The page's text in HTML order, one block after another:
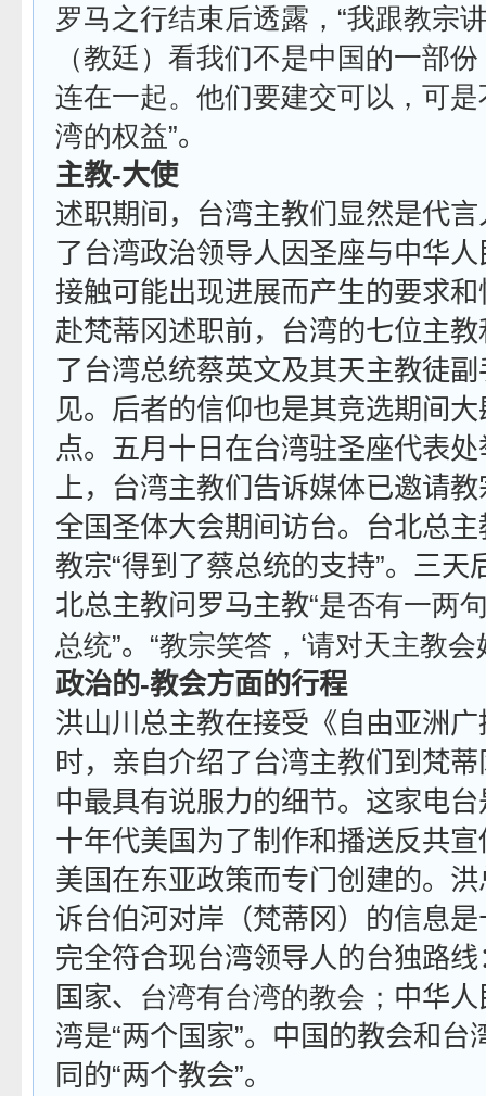
罗马之行结束后透露， “我跟教宗
（教廷）看我们不是中国的一部
连在一起。他们要建交可以，可
湾的权益”。
主教-大使
述职期间，台湾主教们显然是代
了台湾政治领导人因圣座与中华
接触可能出现进展而产生的要求
赴梵蒂冈述职前，台湾的七位主
了台湾总统蔡英文及其天主教徒
见。后者的信仰也是其竞选期间
点。五月十日在台湾驻圣座代表
上，台湾主教们告诉媒体已邀请
全国圣体大会期间访台。台北总
教宗“得到了蔡总统的支持”。三天
北总主教问罗马主教“是否有一两
总统”。“教宗笑答， ‘请对天主教会
政治的-教会方面的行程
洪山川总主教在接受《自由亚洲
时，亲自介绍了台湾主教们到梵
中最具有说服力的细节。这家电
十年代美国为了制作和播送反共
美国在东亚政策而专门创建的。
诉台伯河对岸（梵蒂冈）的信息
完全符合现台湾领导人的台独路
国家、 台湾有台湾的教会； 中华
湾是“两个国家”。中国的教会和台
同的“两个教会”。